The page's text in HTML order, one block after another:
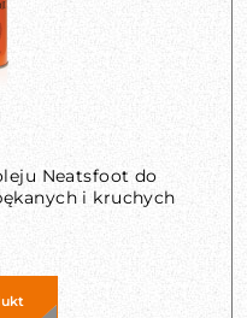
Neatsfoot do
i kruchych